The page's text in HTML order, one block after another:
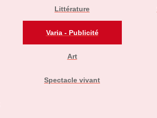
Littérature
Varia - Publicité
Art
Spectacle vivant